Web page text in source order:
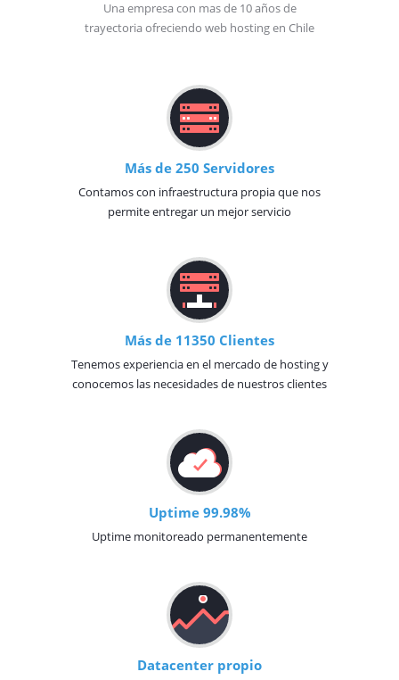
Una empresa con mas de 10 años de
trayectoria ofreciendo web hosting en Chile
Más de 250 Servidores
Contamos con infraestructura propia que nos
permite entregar un mejor servicio
Más de 11350 Clientes
Tenemos experiencia en el mercado de hosting y
conocemos las necesidades de nuestros clientes
Uptime 99.98%
Uptime monitoreado permanentemente
Datacenter propio